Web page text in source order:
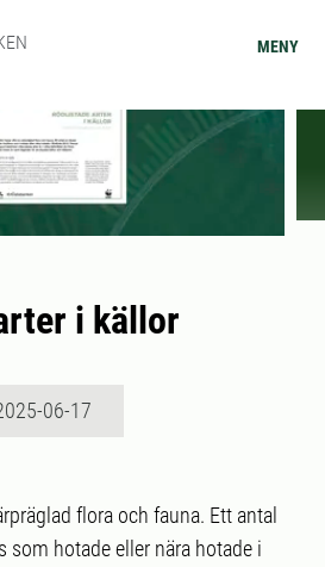
MENY
i källor
06-17
flora och fauna. Ett antal
som hotade eller nära hotade i